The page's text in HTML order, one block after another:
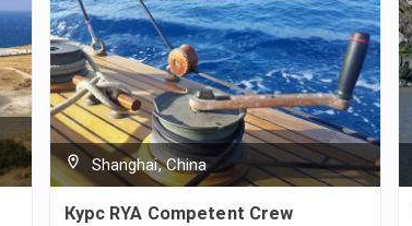
Shanghai, China
Курс RYA Competent Crew